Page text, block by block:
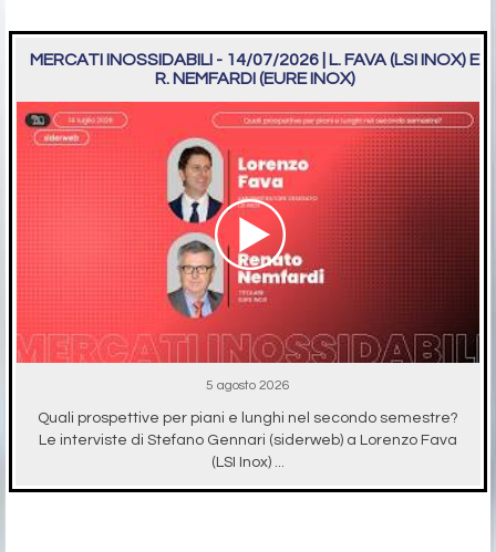
MERCATI INOSSIDABILI - 14/07/2026 | L. FAVA (LSI INOX) E
R. NEMFARDI (EURE INOX)
5 agosto 2026
Quali prospettive per piani e lunghi nel secondo semestre?
Le interviste di Stefano Gennari (siderweb) a Lorenzo Fava
(LSI Inox) ...